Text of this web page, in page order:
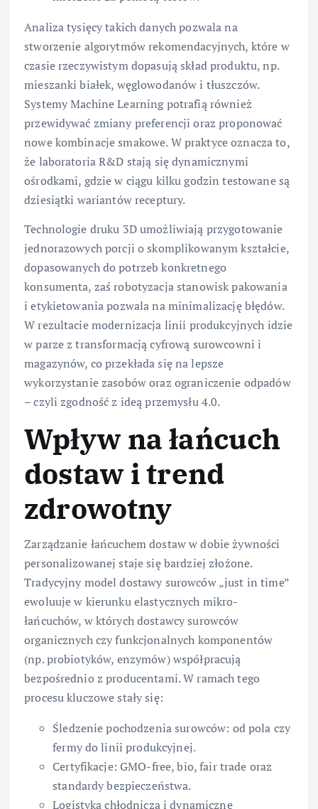
Analiza tysięcy takich danych pozwala na
stworzenie algorytmów rekomendacyjnych, które w
czasie rzeczywistym dopasują skład produktu, np.
mieszanki białek, węglowodanów i tłuszczów.
Systemy Machine Learning potrafią również
przewidywać zmiany preferencji oraz proponować
nowe kombinacje smakowe. W praktyce oznacza to,
że laboratoria R&D stają się dynamicznymi
ośrodkami, gdzie w ciągu kilku godzin testowane są
dziesiątki wariantów receptury.
Technologie druku 3D umożliwiają przygotowanie
jednorazowych porcji o skomplikowanym kształcie,
dopasowanych do potrzeb konkretnego
konsumenta, zaś robotyzacja stanowisk pakowania
i etykietowania pozwala na minimalizację błędów.
W rezultacie modernizacja linii produkcyjnych idzie
w parze z transformacją cyfrową surowcowni i
magazynów, co przekłada się na lepsze
wykorzystanie zasobów oraz ograniczenie odpadów
– czyli zgodność z ideą przemysłu 4.0.
Wpływ na łańcuch
dostaw i trend
zdrowotny
Zarządzanie łańcuchem dostaw w dobie żywności
personalizowanej staje się bardziej złożone.
Tradycyjny model dostawy surowców „just in time”
ewoluuje w kierunku elastycznych mikro-
łańcuchów, w których dostawcy surowców
organicznych czy funkcjonalnych komponentów
(np. probiotyków, enzymów) współpracują
bezpośrednio z producentami. W ramach tego
procesu kluczowe stały się:
Śledzenie pochodzenia surowców: od pola czy
fermy do linii produkcyjnej.
Certyfikacje: GMO-free, bio, fair trade oraz
standardy bezpieczeństwa.
Logistyka chłodnicza i dynamiczne